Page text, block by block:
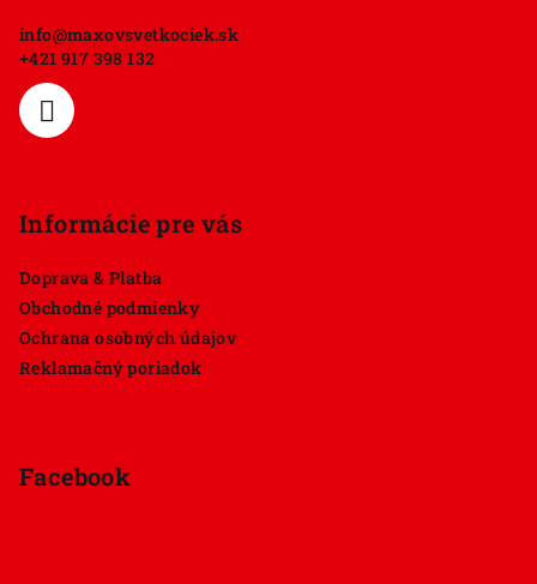
info@maxovsvetkociek.sk
+421 917 398 132
Informácie pre vás
Doprava & Platba
Obchodné podmienky
Ochrana osobných údajov
Reklamačný poriadok
Facebook